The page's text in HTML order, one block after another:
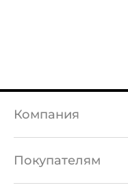
Компания
Бренды
Покупателям